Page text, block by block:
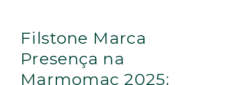
Filstone Marca
Presença na
Marmomac 2025: